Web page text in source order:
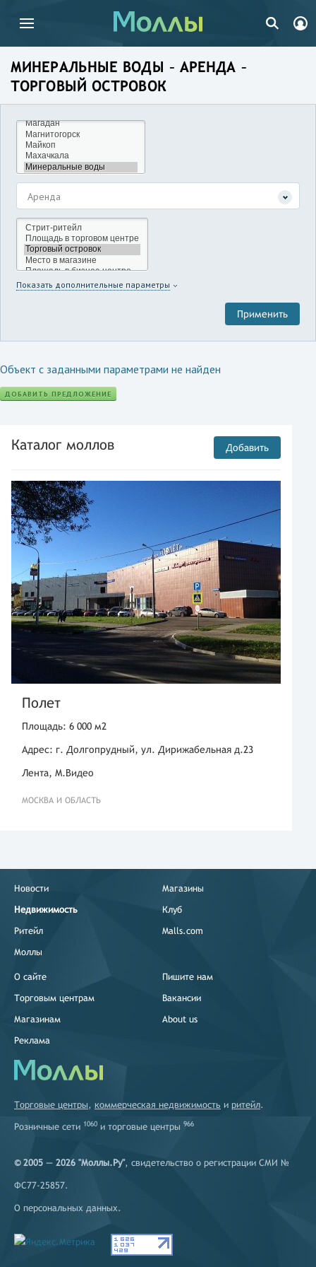
МИНЕРАЛЬНЫЕ ВОДЫ – АРЕНДА –
ТОРГОВЫЙ ОСТРОВОК
Аренда
Показать дополнительные параметры
Объект с заданными параметрами не найден
ДОБАВИТЬ ПРЕДЛОЖЕНИЕ
Каталог моллов Добавить
Полет
Площадь: 6 000 м2
Адрес: г. Долгопрудный, ул. Дирижабельная д.23
Лента, М.Видео
МОСКВА И ОБЛАСТЬ
Новости
Недвижимость
Ритейл
Моллы
Магазины
Клуб
Malls.com
О сайте
Торговым центрам
Магазинам
Реклама
Пишите нам
Вакансии
About us
Торговые центры, коммерческая недвижимость и ритейл.
Розничные сети 1060 и торговые центры 966
© 2005 — 2026 "Моллы.Ру", свидетельство о регистрации СМИ №
ФС77-25857.
О персональных данных.